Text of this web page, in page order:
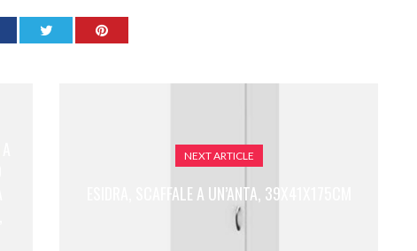
NEXT ARTICLE
ESIDRA, SCAFFALE A UN’ANTA, 39X41X175CM